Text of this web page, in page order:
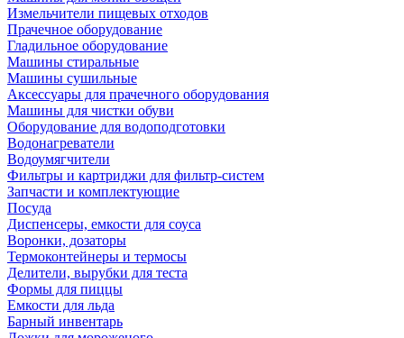
Измельчители пищевых отходов
Прачечное оборудование
Гладильное оборудование
Машины стиральные
Машины сушильные
Аксессуары для прачечного оборудования
Машины для чистки обуви
Оборудование для водоподготовки
Водонагреватели
Водоумягчители
Фильтры и картриджи для фильтр-систем
Запчасти и комплектующие
Посуда
Диспенсеры, емкости для соуса
Воронки, дозаторы
Термоконтейнеры и термосы
Делители, вырубки для теста
Формы для пиццы
Емкости для льда
Барный инвентарь